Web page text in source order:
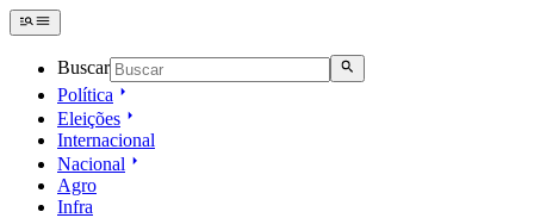
Buscar
Política
Eleições
Internacional
Nacional
Agro
Infra